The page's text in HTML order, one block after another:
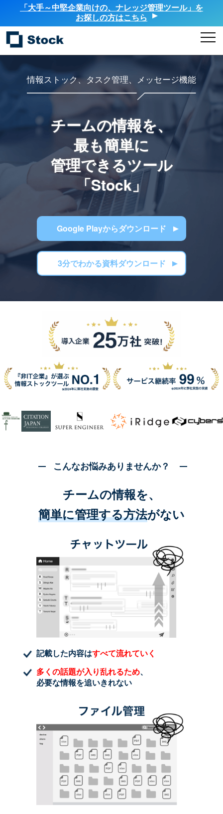
「大手～中堅企業向けの、ナレッジ管理ツール」を
お探しの方はこちら
情報ストック、タスク管理、メッセージ機能
チームの情報を、
最も簡単に
管理できるツール
「Stock」
Google Playからダウンロード
3分でわかる資料ダウンロード
こんなお悩みありませんか？
チームの情報を、
簡単に管理する方法がない
記載した内容はすべて流れていく
多くの話題が入り乱れるため、
必要な情報を追いきれない